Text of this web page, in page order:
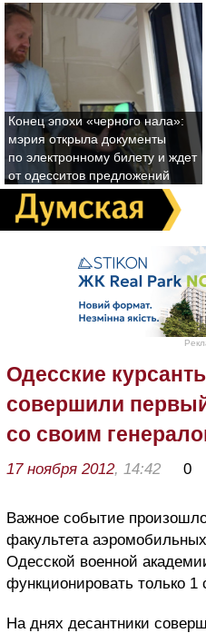
Конец эпохи «черного нала»:
мэрия открыла документы
по электронному билету и ждет
от одесситов предложений
Одесские
совершили
со своим
17 ноября 2012, 14:42 0
Важное событие
факультета
Одесской военной
функционировать только 1
На днях десантники